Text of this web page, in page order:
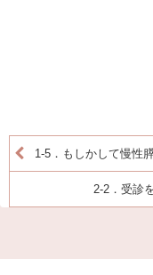
1-5．もしかして慢性
2-2．受診